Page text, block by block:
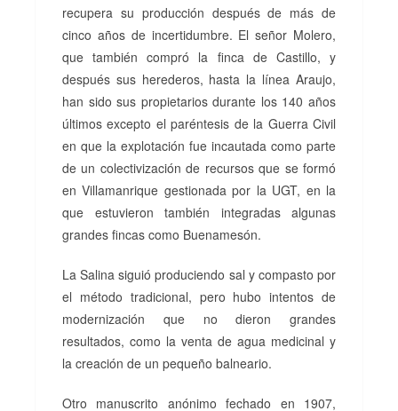
recupera su producción después de más de
cinco años de incertidumbre. El señor Molero,
que también compró la finca de Castillo, y
después sus herederos, hasta la línea Araujo,
han sido sus propietarios durante los 140 años
últimos excepto el paréntesis de la Guerra Civil
en que la explotación fue incautada como parte
de un colectivización de recursos que se formó
en Villamanrique gestionada por la UGT, en la
que estuvieron también integradas algunas
grandes fincas como Buenamesón.
La Salina siguió produciendo sal y compasto por
el método tradicional, pero hubo intentos de
modernización que no dieron grandes
resultados, como la venta de agua medicinal y
la creación de un pequeño balneario.
Otro manuscrito anónimo fechado en 1907,